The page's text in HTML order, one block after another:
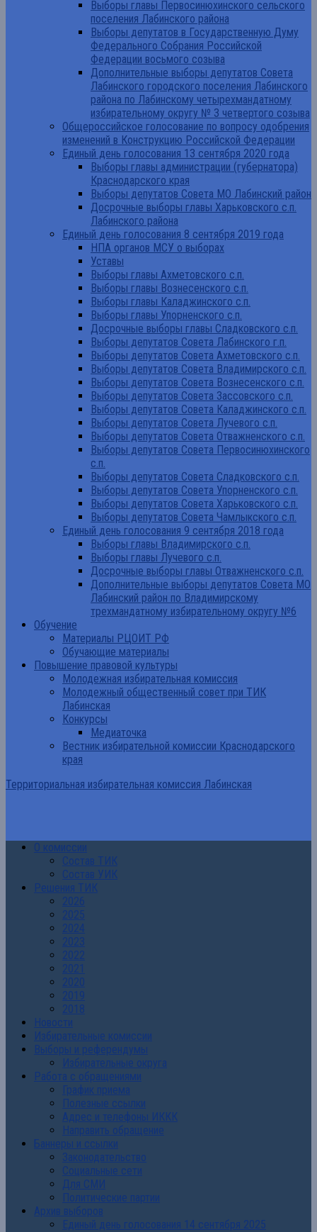
Выборы главы Первосинюхинского сельского
поселения Лабинского района
Выборы депутатов в Государственную Думу
Федерального Собрания Российской
Федерации восьмого созыва
Дополнительные выборы депутатов Совета
Лабинского городского поселения Лабинского
района по Лабинскому четырехмандатному
избирательному округу № 3 четвертого созыва
Общероссийское голосование по вопросу одобрения
изменений в Конструкцию Российской Федерации
Единый день голосования 13 сентября 2020 года
Выборы главы администрации (губернатора)
Краснодарского края
Выборы депутатов Совета МО Лабинский район
Досрочные выборы главы Харьковского с.п.
Лабинского района
Единый день голосования 8 сентября 2019 года
НПА органов МСУ о выборах
Уставы
Выборы главы Ахметовского с.п.
Выборы главы Вознесенского с.п.
Выборы главы Каладжинского с.п.
Выборы главы Упорненского с.п.
Досрочные выборы главы Сладковского с.п.
Выборы депутатов Совета Лабинского г.п.
Выборы депутатов Совета Ахметовского с.п.
Выборы депутатов Совета Владимирского с.п.
Выборы депутатов Совета Вознесенского с.п.
Выборы депутатов Совета Зассовского с.п.
Выборы депутатов Совета Каладжинского с.п.
Выборы депутатов Совета Лучевого с.п.
Выборы депутатов Совета Отважненского с.п.
Выборы депутатов Совета Первосинюхинского
с.п.
Выборы депутатов Совета Сладковского с.п.
Выборы депутатов Совета Упорненского с.п.
Выборы депутатов Совета Харьковского с.п.
Выборы депутатов Совета Чамлыкского с.п.
Единый день голосования 9 сентября 2018 года
Выборы главы Владимирского с.п.
Выборы главы Лучевого с.п.
Досрочные выборы главы Отважненского с.п.
Дополнительные выборы депутатов Совета МО
Лабинский район по Владимирскому
трехмандатному избирательному округу №6
Обучение
Материалы РЦОИТ РФ
Обучающие материалы
Повышение правовой культуры
Молодежная избирательная комиссия
Молодежный общественный совет при ТИК
Лабинская
Конкурсы
Медиаточка
Вестник избирательной комиссии Краснодарского
края
Территориальная избирательная комиссия Лабинская
О комиссии
Состав ТИК
Состав УИК
Решения ТИК
2026
2025
2024
2023
2022
2021
2020
2019
2018
Новости
Избирательные комиссии
Выборы и референдумы
Избирательные округа
Работа с обращениями
График приема
Полезные ссылки
Адрес и телефоны ИККК
Направить обращение
Баннеры и ссылки
Законодательство
Социальные сети
Для СМИ
Политические партии
Архив выборов
Единый день голосования 14 сентября 2025